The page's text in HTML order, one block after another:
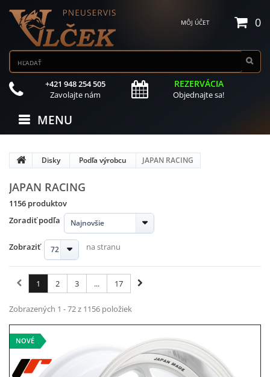
0
MÔJ ÚČET
+421 948 254 505
Zavolajte nám
REZERVÁCIA
Objednajte sa!
MENU
Disky Podľa výrobcu JAPAN RACING
JAPAN RACING
1156 produktov
Zoradiť podľa
Najnovšie
Zobraziť 72 na stranu
1 2 3 ... 17
Zobrazených 1 - 72 z 1156 položiek
NOVÉ